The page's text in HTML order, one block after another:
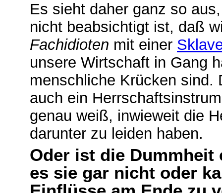
Es sieht daher ganz so
nicht beabsichtigt ist, daß
Fachidioten mit einer
unsere Wirtschaft in Gang
menschliche Krücken sind.
auch ein
genau weiß, inwieweit die
darunter zu leiden haben.
Oder ist die
es sie gar nicht oder